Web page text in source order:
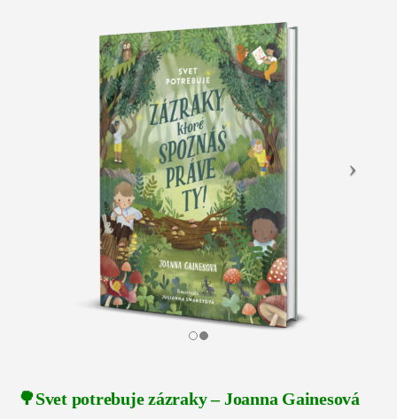
🌳Svet potrebuje zázraky – Joanna Gainesová